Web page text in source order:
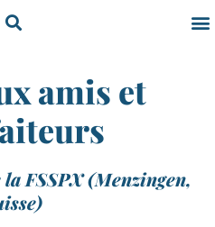
amis et
FSSPX (Menzingen,